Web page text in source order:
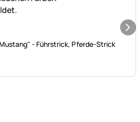
abgegeben
- Führstrick, Pferde-Strick